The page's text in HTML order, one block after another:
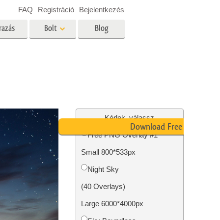
Szolgáltatások
Fotó -helyreállítási szolgáltatások
Bolt Blog
FAQ Registráció Bejelentkezés
Kérlek, válassz
Free PNG Overlay #1
Small 800*533px
Night Sky
(40 Overlays)
Large 6000*4000px
Download Free PNG